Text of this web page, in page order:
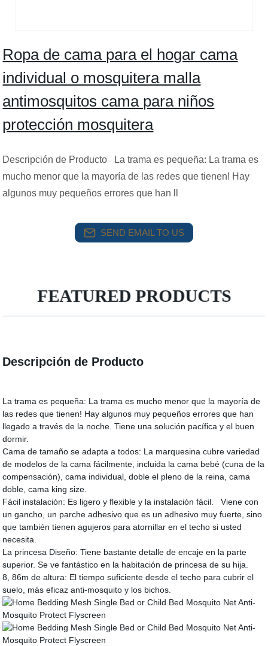
Ropa de cama para el hogar cama
individual o mosquitera malla
antimosquitos cama para niños
protección mosquitera
Descripción de Producto La trama es pequeña: La trama es
mucho menor que la mayoría de las redes que tienen! Hay
algunos muy pequeños errores que han ll
SEND EMAIL TO US
FEATURED PRODUCTS
Descripción de Producto
La trama es pequeña: La trama es mucho menor que la mayoría de
las redes que tienen! Hay algunos muy pequeños errores que han
llegado a través de la noche. Tiene una solución pacífica y el buen
dormir.
Cama de tamaño se adapta a todos: La marquesina cubre variedad
de modelos de la cama fácilmente, incluida la cama bebé (cuna de la
compensación), cama individual, doble el pleno de la reina, cama
doble, cama king size.
Fácil instalación: Es ligero y flexible y la instalación fácil. Viene con
un gancho, un parche adhesivo que es un adhesivo muy fuerte, sino
que también tienen agujeros para atornillar en el techo si usted
necesita.
La princesa Diseño: Tiene bastante detalle de encaje en la parte
superior. Se ve fantástico en la habitación de princesa de su hija.
8, 86m de altura: El tiempo suficiente desde el techo para cubrir el
suelo, más eficaz anti-mosquito y los bichos.